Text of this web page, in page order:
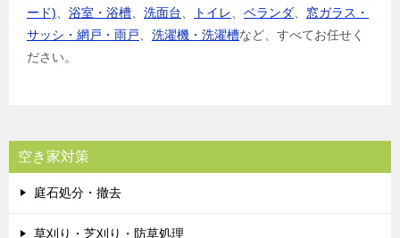
ード)、 浴室・浴槽、 洗面台、 トイレ、 ベランダ、 窓ガラス・
サッシ・網戸・雨戸、 洗濯機・洗濯槽など、すべてお任せく
ださい。
空き家対策
庭石処分・撤去
草刈り・芝刈り・防草処理